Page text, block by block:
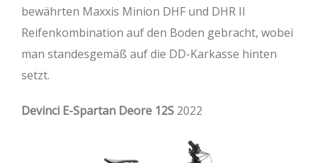
bewährten Maxxis Minion DHF und DHR II
Reifenkombination auf den Boden gebracht, wobei
man standesgemäß auf die DD-Karkasse hinten
setzt.
Devinci E-Spartan Deore 12S 2022